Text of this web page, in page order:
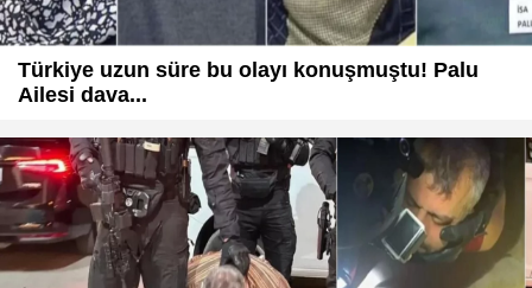
Türkiye uzun süre bu olayı konuşmuştu! Palu
Ailesi dava...